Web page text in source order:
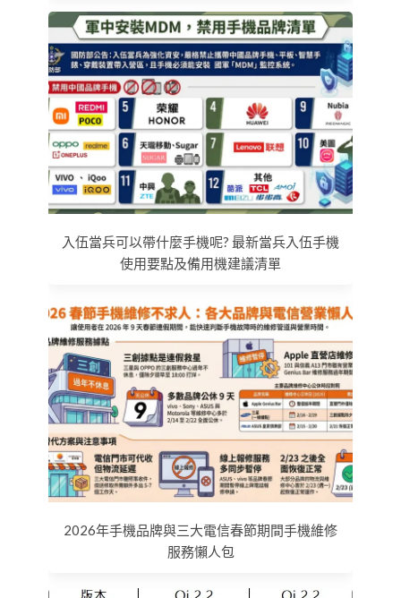
入伍當兵可以帶什麼手機呢? 最新當兵入伍手機
使用要點及備用機建議清單
2026年手機品牌與三大電信春節期間手機維修
服務懶人包